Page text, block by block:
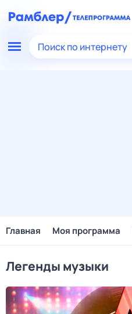
Поиск по интернету
Главная Моя программа
Легенды музыки